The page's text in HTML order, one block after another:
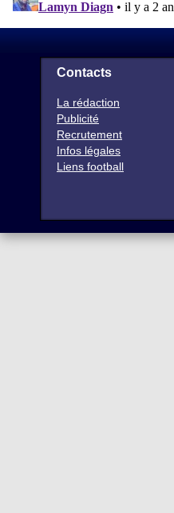
Contacts
La rédaction
Publicité
Recrutement
Infos légales
Liens football